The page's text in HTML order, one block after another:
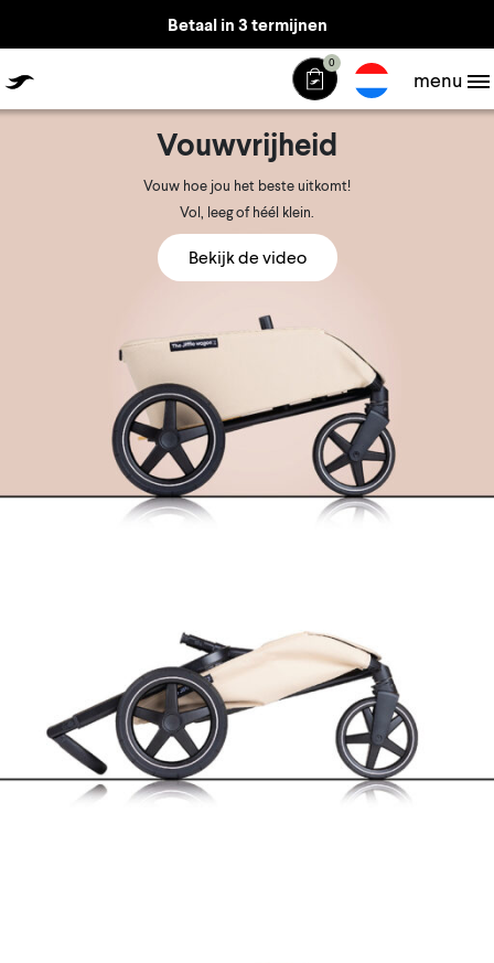
Betaal in 3 termijnen
The Jiffle 0
menu
Vouwvrijheid
Vouw hoe jou het beste uitkomt!
Vol, leeg of héél klein.
Bekijk de video